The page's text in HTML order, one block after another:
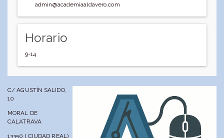
admin@academiaaldavero.com
Horario
9-14
C/ AGUSTÍN SALIDO,
10
MORAL DE
CALATRAVA
13350 ( CIUDAD REAL)